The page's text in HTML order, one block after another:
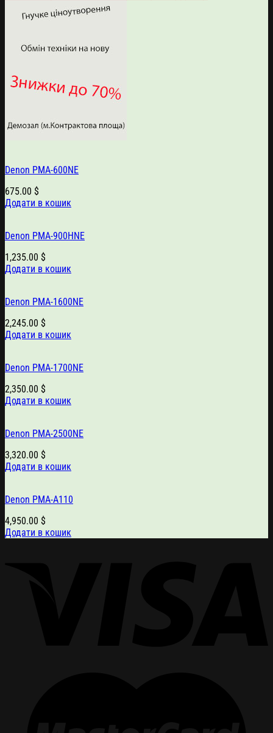
Denon PMA-600NE
675.00 $
Додати в кошик
Denon PMA-900HNE
1,235.00 $
Додати в кошик
Denon PMA-1600NE
2,245.00 $
Додати в кошик
Denon PMA-1700NE
2,350.00 $
Додати в кошик
Denon PMA-2500NE
3,320.00 $
Додати в кошик
Denon PMA-A110
4,950.00 $
Додати в кошик